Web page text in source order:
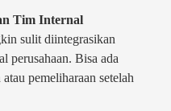
Tim Internal
sulit diintegrasikan
perusahaan. Bisa ada
pemeliharaan setelah